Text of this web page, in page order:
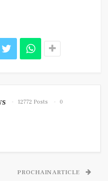
12772 Posts
0
PROCHAIN ARTICLE